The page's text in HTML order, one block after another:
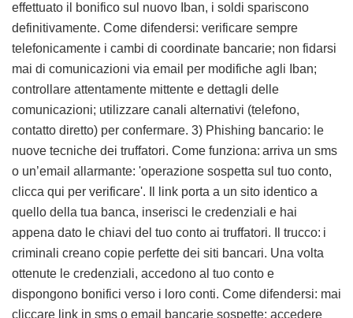
effettuato il bonifico sul nuovo Iban, i soldi spariscono
definitivamente. Come difendersi: verificare sempre
telefonicamente i cambi di coordinate bancarie; non fidarsi
mai di comunicazioni via email per modifiche agli Iban;
controllare attentamente mittente e dettagli delle
comunicazioni; utilizzare canali alternativi (telefono,
contatto diretto) per confermare. 3) Phishing bancario: le
nuove tecniche dei truffatori. Come funziona: arriva un sms
o un’email allarmante: 'operazione sospetta sul tuo conto,
clicca qui per verificare'. Il link porta a un sito identico a
quello della tua banca, inserisci le credenziali e hai
appena dato le chiavi del tuo conto ai truffatori. Il trucco: i
criminali creano copie perfette dei siti bancari. Una volta
ottenute le credenziali, accedono al tuo conto e
dispongono bonifici verso i loro conti. Come difendersi: mai
cliccare link in sms o email bancarie sospette; accedere